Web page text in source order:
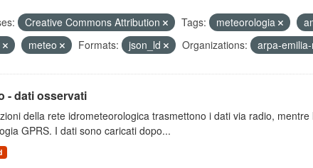
Creative Commons Attribution Tags: meteorologia
meteo Formats: json_ld Organizations: arpa-
- dati osservati
della rete idrometeorologica trasmettono i dati via radio,
GPRS. I dati sono caricati dopo...